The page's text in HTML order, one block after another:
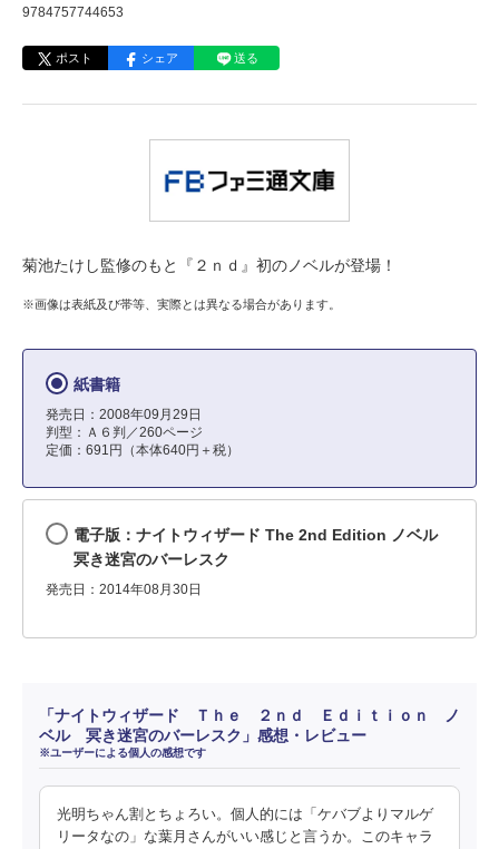
9784757744653
ポスト シェア 送る
菊池たけし監修のもと『２ｎｄ』初のノベルが登場！
※画像は表紙及び帯等、実際とは異なる場合があります。
紙書籍
発売日：2008年09月29日
判型：Ａ６判／260ページ
定価：691円（本体640円＋税）
電子版：ナイトウィザード The 2nd Edition ノベル
冥き迷宮のバーレスク
発売日：2014年08月30日
「ナイトウィザード Ｔｈｅ ２ｎｄ Ｅｄｉｔｉｏｎ ノ
ベル 冥き迷宮のバーレスク」感想・レビュー
※ユーザーによる個人の感想です
光明ちゃん割とちょろい。個人的には「ケバブよりマルゲ
リータなの」な葉月さんがいい感じと言うか。このキャラ